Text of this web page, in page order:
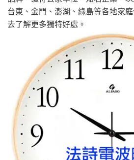
台東、金門、澎湖、綠島等各地家
去了解更多獨特好處。